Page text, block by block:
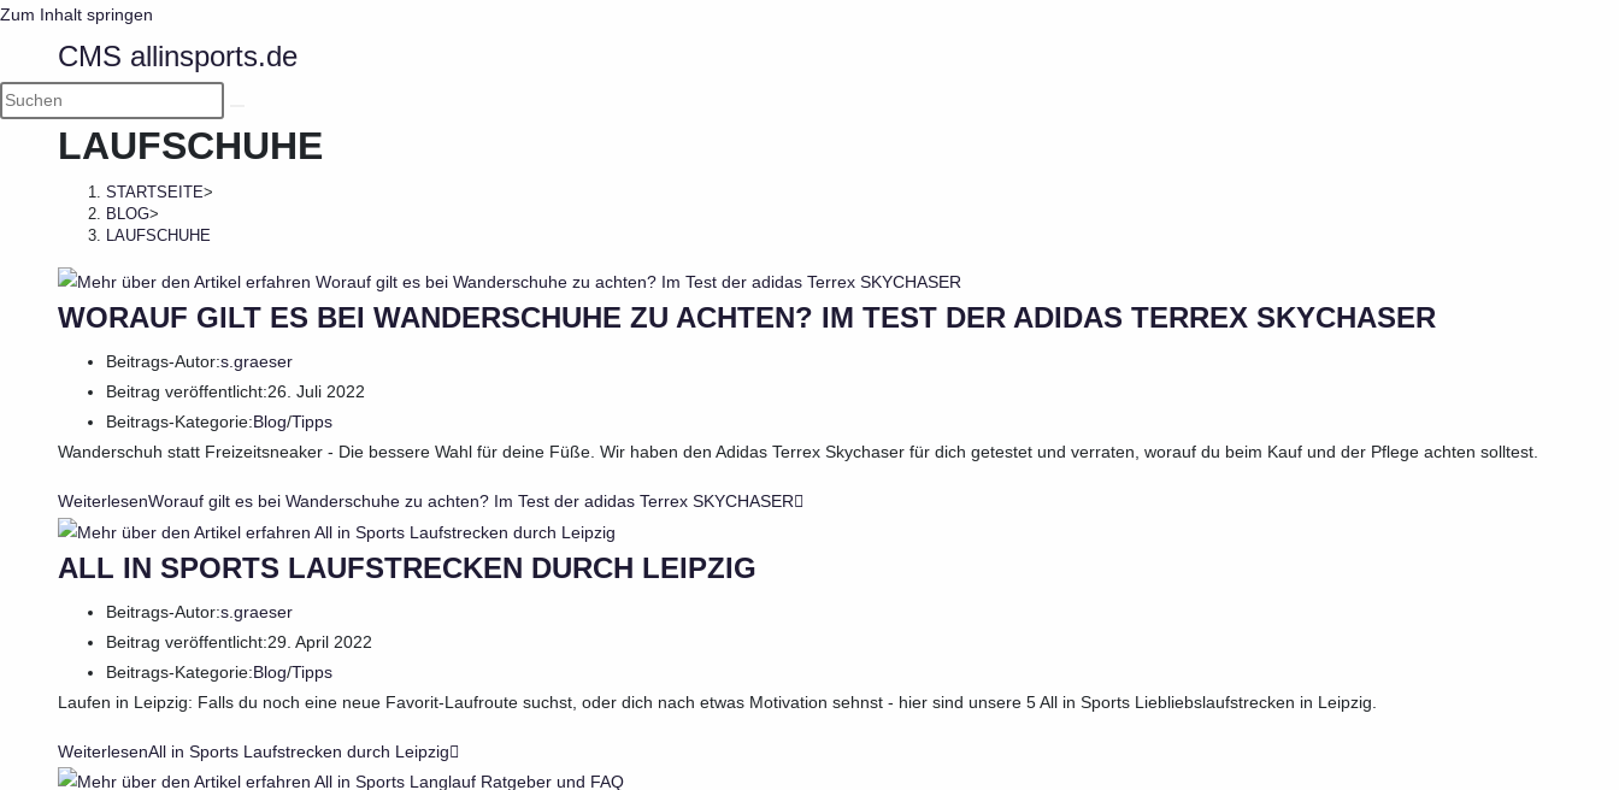
Zum Inhalt springen
CMS allinsports.de
LAUFSCHUHE
STARTSEITE>
BLOG>
LAUFSCHUHE
WORAUF GILT ES BEI WANDERSCHUHE ZU ACHTEN? IM TEST DER ADIDAS TERREX SKYCHASER
Beitrags-Autor:s.graeser
Beitrag veröffentlicht:26. Juli 2022
Beitrags-Kategorie:Blog/Tipps
Wanderschuh statt Freizeitsneaker - Die bessere Wahl für deine Füße. Wir haben den Adidas Terrex Skychaser für dich getestet und verraten, worauf du beim Kauf und der Pflege achten solltest.
WeiterlesenWorauf gilt es bei Wanderschuhe zu achten? Im Test der adidas Terrex SKYCHASER
ALL IN SPORTS LAUFSTRECKEN DURCH LEIPZIG
Beitrags-Autor:s.graeser
Beitrag veröffentlicht:29. April 2022
Beitrags-Kategorie:Blog/Tipps
Laufen in Leipzig: Falls du noch eine neue Favorit-Laufroute suchst, oder dich nach etwas Motivation sehnst - hier sind unsere 5 All in Sports Liebliebslaufstrecken in Leipzig.
WeiterlesenAll in Sports Laufstrecken durch Leipzig